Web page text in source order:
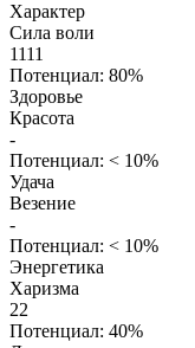
Характер
Сила воли
1111
Потенциал: 80%
Здоровье
Красота
-
Потенциал: < 10%
Удача
Везение
-
Потенциал: < 10%
Энергетика
Харизма
22
Потенциал: 40%